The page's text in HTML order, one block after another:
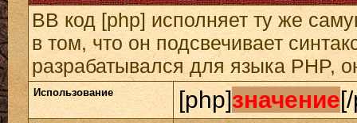
BB код [php] исполняет ту же
в том, что он подсвечивает
разрабатывался для языка PHP,
Использование [php]значение